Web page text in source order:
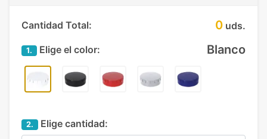
Cantidad Total: 0 uds.
1. Elige el color: Blanco
2. Elige cantidad: